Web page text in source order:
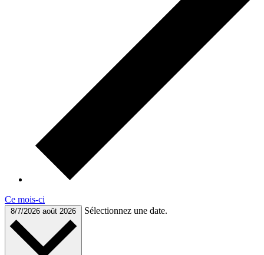
Ce mois-ci
8/7/2026 août 2026 Sélectionnez une date.